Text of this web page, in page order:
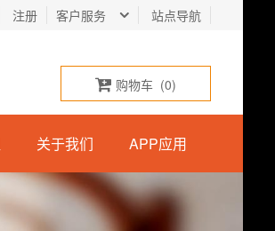
客户服务 站点导航
注册
购物车 (0)
关于我们 APP应用